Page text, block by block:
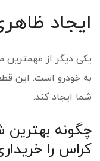
ایجاد
یکی دیگر از مهم­ترین
به خودرو است. این
شما ایجاد کند.
چگونه
کراس را